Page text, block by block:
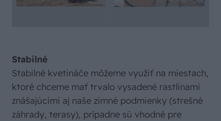
Stabilné
Stabilné kvetináče môžeme využiť na miestach,
ktoré chceme mať trvalo vysadené rastlinami
znášajúcimi aj naše zimné podmienky (strešné
záhrady, terasy), prípadne sú vhodné pre